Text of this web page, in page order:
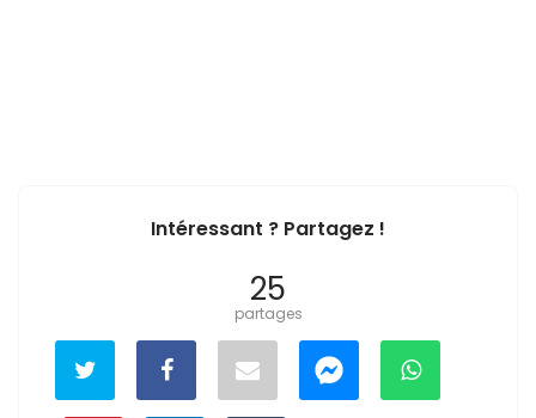
Intéressant ? Partagez !
25
partages